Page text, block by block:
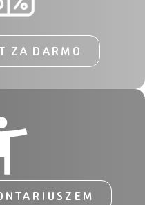
ZA DARMO